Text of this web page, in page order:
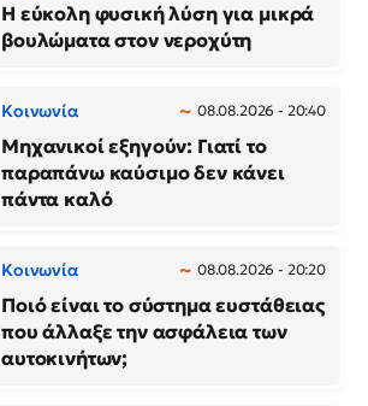
Η εύκολη φυσική λύση για μικρά
βουλώματα στον νεροχύτη
Κοινωνία 08.08.2026 - 20:40
Μηχανικοί εξηγούν: Γιατί το
παραπάνω καύσιμο δεν κάνει
πάντα καλό
Κοινωνία 08.08.2026 - 20:20
Ποιό είναι το σύστημα ευστάθειας
που άλλαξε την ασφάλεια των
αυτοκινήτων;